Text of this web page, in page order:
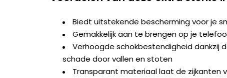
Biedt uitstekende bescherming voor je
Gemakkelijk aan te brengen op je
Verhoogde schokbestendigheid dankzij
schade door vallen en stoten
Transparant materiaal laat de zijkanten